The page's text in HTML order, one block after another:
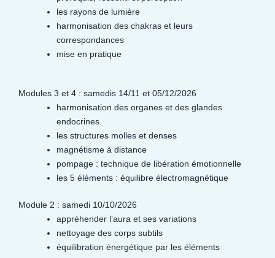
les rayons de lumière
harmonisation des chakras et leurs
correspondances
mise en pratique
Modules 3 et 4 : samedis 14/11 et 05/12/2026
harmonisation des organes et des glandes
endocrines
les structures molles et denses
magnétisme à distance
pompage : technique de libération émotionnelle
les 5 éléments : équilibre électromagnétique
Module 2 : samedi 10/10/2026
appréhender l’aura et ses variations
nettoyage des corps subtils
équilibration énergétique par les éléments